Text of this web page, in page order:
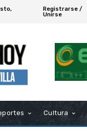
Registrarse /
Unirse
Cultura